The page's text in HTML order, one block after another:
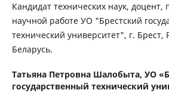
Кандидат технических наук, доцент,
научной работе УО "Брестский
технический университет", г. Брест,
Беларусь.
Татьяна Петровна Шалобыта, УО
государственный технический